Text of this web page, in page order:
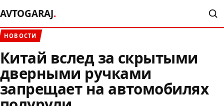
AVTOGARAJ.
НОВОСТИ
Китай вслед за скрытыми
дверными ручками
запрещает на автомобилях